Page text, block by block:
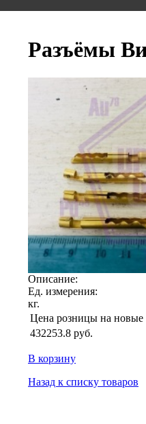
Разъёмы
Описание:
Ед. измерения:
кг.
Цена розницы на новые
432253.8 руб.
В корзину
Назад к списку товаров